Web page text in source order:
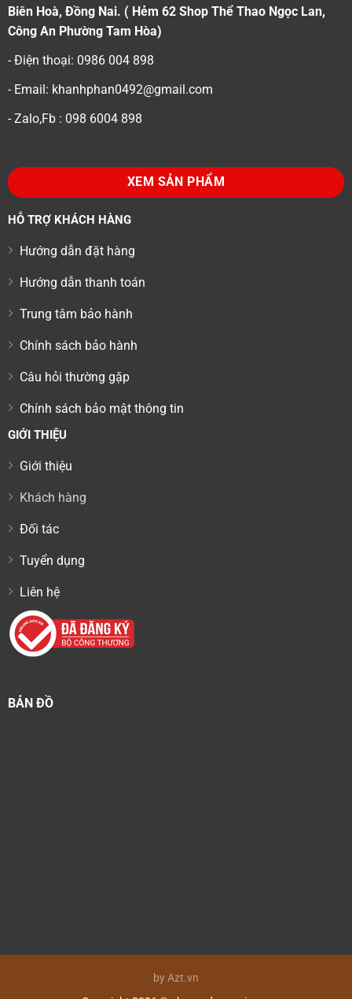
Biên Hoà, Đồng Nai. ( Hẻm 62 Shop Thể Thao Ngọc Lan,
Công An Phường Tam Hòa)
- Điện thoại: 0986 004 898
- Email: khanhphan0492@gmail.com
- Zalo,Fb : 098 6004 898
XEM SẢN PHẨM
HỖ TRỢ KHÁCH HÀNG
Hướng dẫn đặt hàng
Hướng dẫn thanh toán
Trung tâm bảo hành
Chính sách bảo hành
Câu hỏi thường gặp
Chính sách bảo mật thông tin
GIỚI THIỆU
Giới thiệu
Khách hàng
Đối tác
Tuyển dụng
Liên hệ
BẢN ĐỒ
by Azt.vn